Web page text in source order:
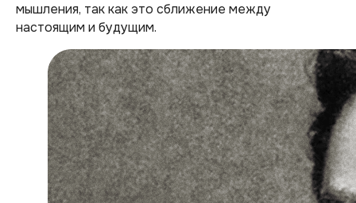
мышления, так как это сближение между
настоящим и будущим.